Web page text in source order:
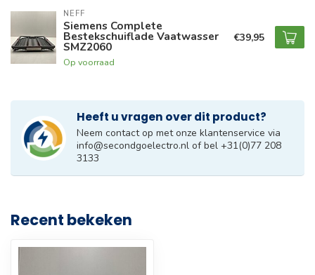
NEFF
Siemens Complete
Bestekschuiflade Vaatwasser
SMZ2060
Op voorraad
€39,95
Heeft u vragen over dit product?
Neem contact op met onze klantenservice via
info@secondgoelectro.nl of bel +31(0)77 208
3133
Recent bekeken